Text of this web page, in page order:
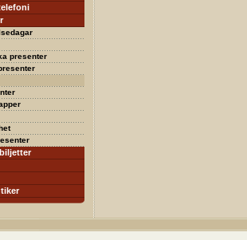
presenter